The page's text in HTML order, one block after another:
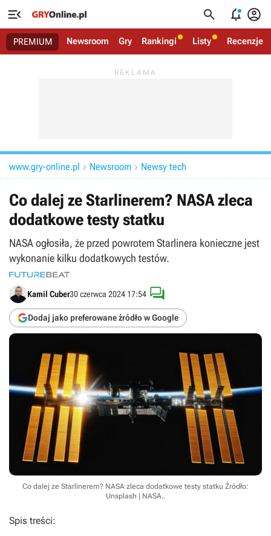
   
PREMIUM Newsroom Gry Rankingi Listy Recenzje
www.gry-online.pl  Newsroom  Newsy tech
Co dalej ze Starlinerem? NASA zleca
dodatkowe testy statku
NASA ogłosiła, że przed powrotem Starlinera konieczne jest
wykonanie kilku dodatkowych testów.
Kamil Cuber30 czerwca 2024 17:54
Dodaj jako preferowane źródło w Google

Co dalej ze Starlinerem? NASA zleca dodatkowe testy statku Źródło:
Unsplash | NASA..
Spis treści: